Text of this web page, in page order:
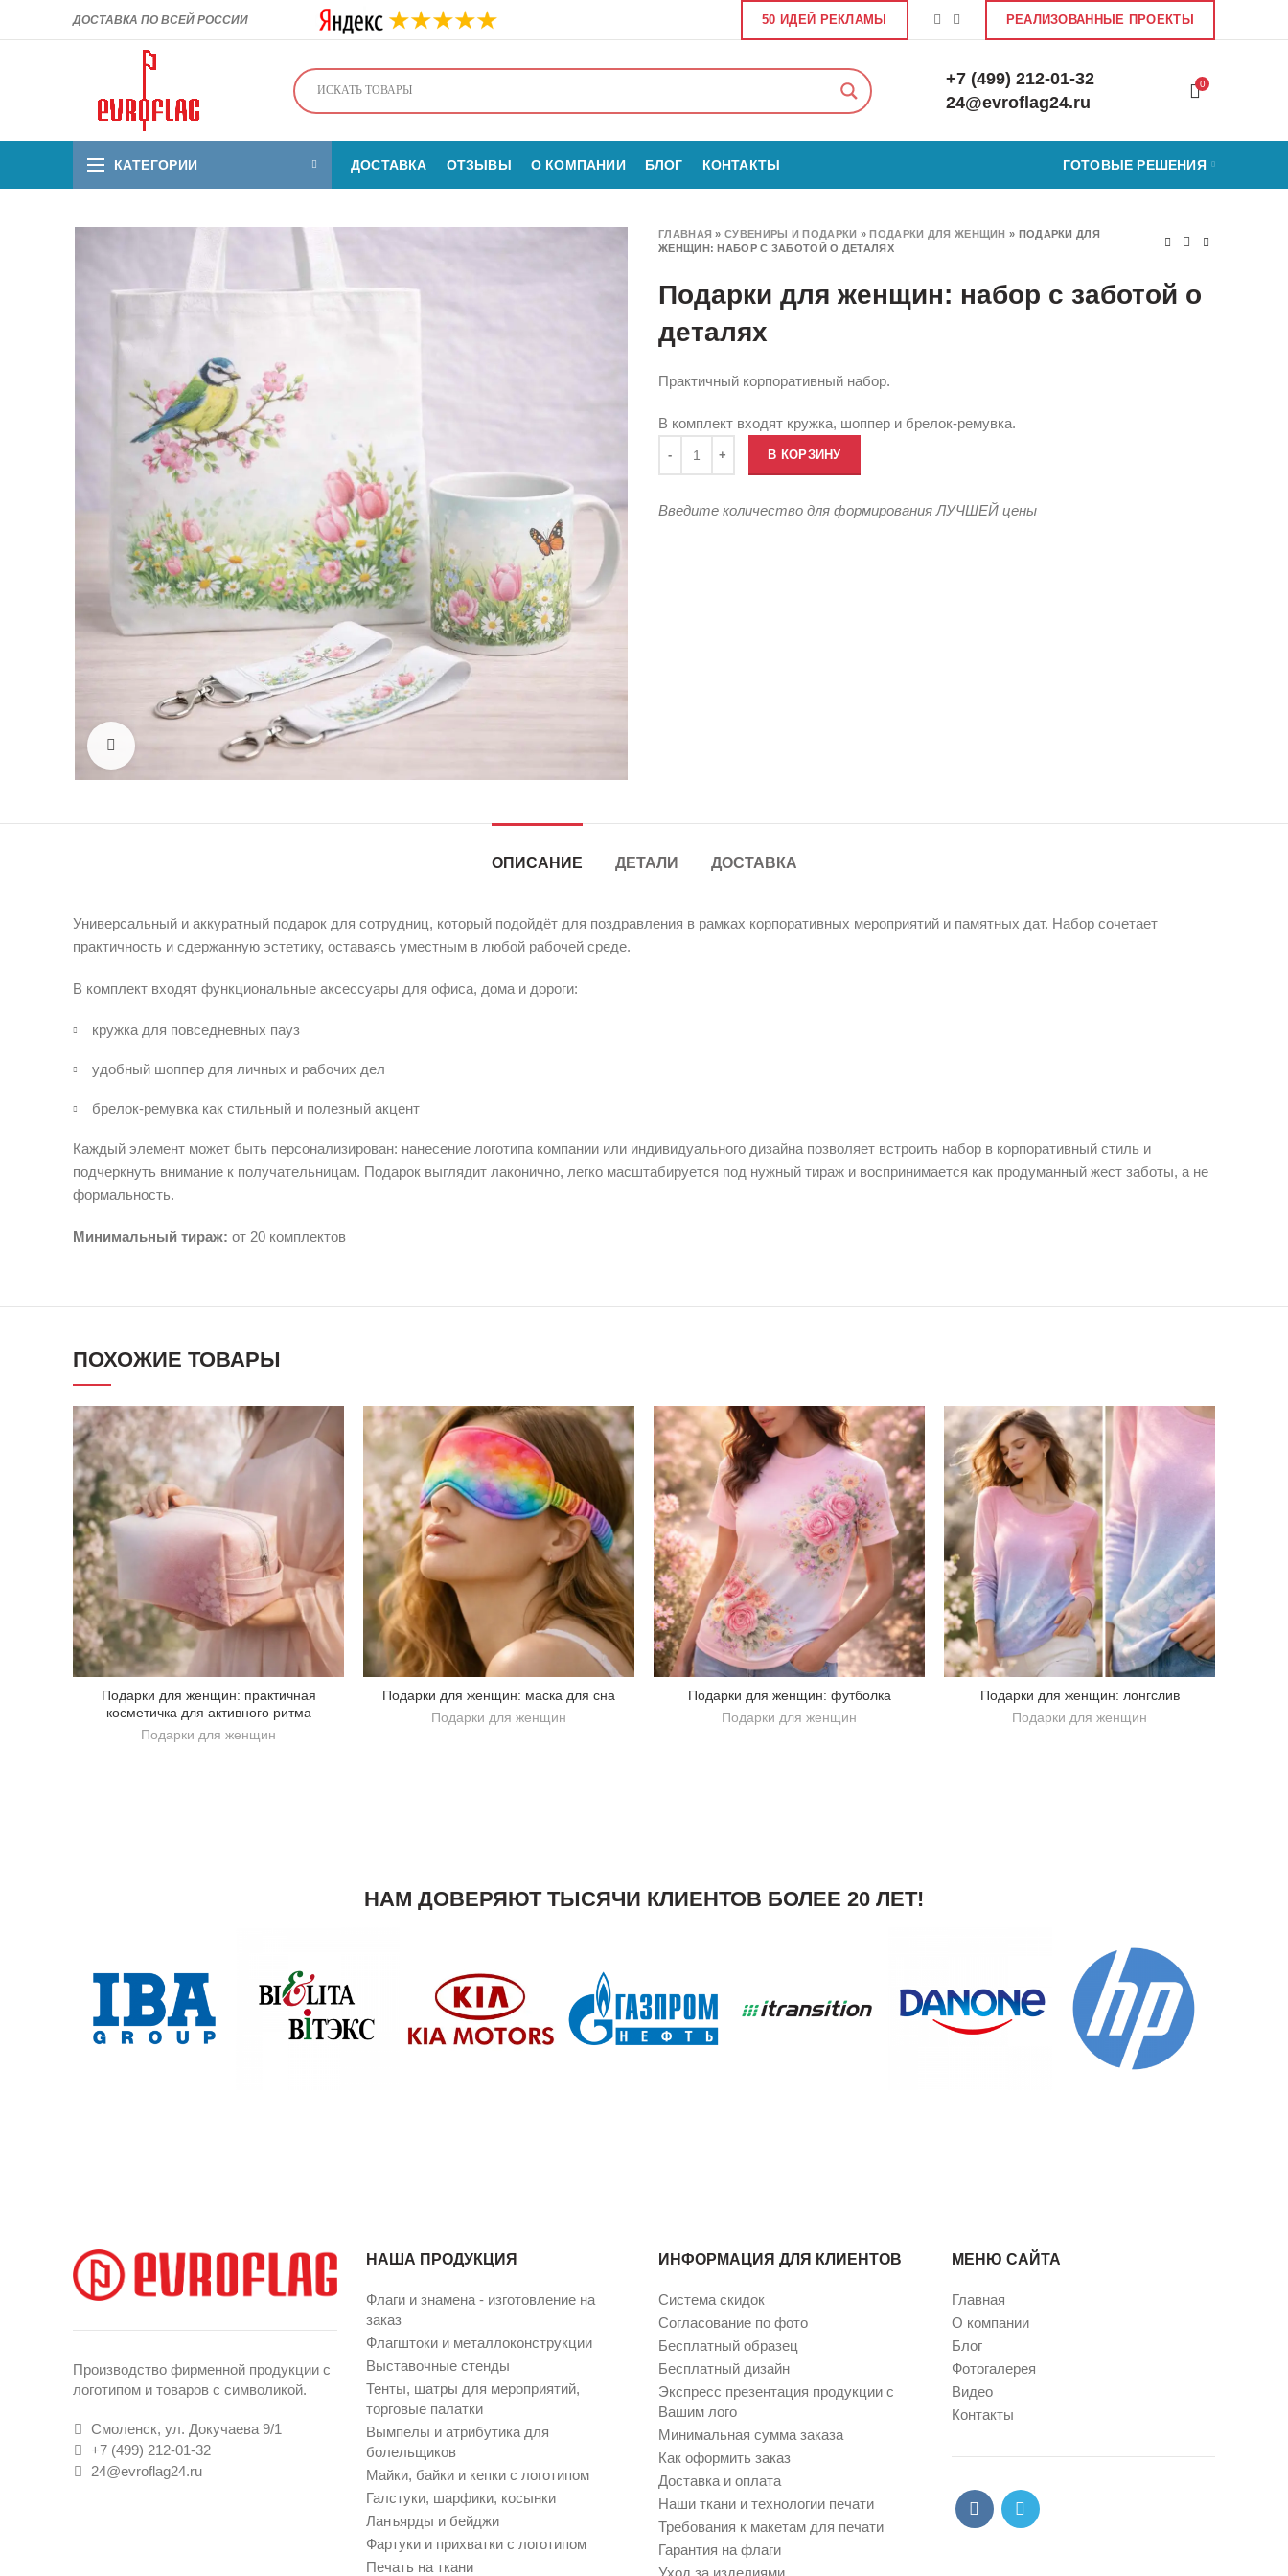
ДОСТАВКА ПО ВСЕЙ РОССИИ 50 ИДЕЙ РЕКЛАМЫ РЕАЛИЗОВАННЫЕ ПРОЕКТЫ
+7 (499) 212-01-32
24@evroflag24.ru
0
КАТЕГОРИИ ДОСТАВКА ОТЗЫВЫ О КОМПАНИИ БЛОГ КОНТАКТЫ ГОТОВЫЕ РЕШЕНИЯ
Click to enlarge
ГЛАВНАЯ »СУВЕНИРЫ И ПОДАРКИ »ПОДАРКИ ДЛЯ ЖЕНЩИН » ПОДАРКИ ДЛЯ
ЖЕНЩИН: НАБОР С ЗАБОТОЙ О ДЕТАЛЯХ
Подарки для женщин: набор с заботой о
деталях
Практичный корпоративный набор.
В комплект входят кружка, шоппер и брелок-ремувка.
В КОРЗИНУ
Введите количество для формирования ЛУЧШЕЙ цены
ОПИСАНИЕ ДЕТАЛИ ДОСТАВКА
Универсальный и аккуратный подарок для сотрудниц, который подойдёт для поздравления в рамках корпоративных мероприятий и памятных дат. Набор сочетает
практичность и сдержанную эстетику, оставаясь уместным в любой рабочей среде.
В комплект входят функциональные аксессуары для офиса, дома и дороги:
кружка для повседневных пауз
удобный шоппер для личных и рабочих дел
брелок-ремувка как стильный и полезный акцент
Каждый элемент может быть персонализирован: нанесение логотипа компании или индивидуального дизайна позволяет встроить набор в корпоративный стиль и
подчеркнуть внимание к получательницам. Подарок выглядит лаконично, легко масштабируется под нужный тираж и воспринимается как продуманный жест заботы, а не
формальность.
Минимальный тираж: от 20 комплектов
ПОХОЖИЕ ТОВАРЫ
Подарки для женщин: практичная
косметичка для активного ритма
Подарки для женщин
Подарки для женщин: маска для сна
Подарки для женщин
Подарки для женщин: футболка
Подарки для женщин
Подарки для женщин: лонгслив
Подарки для женщин
НАМ ДОВЕРЯЮТ ТЫСЯЧИ КЛИЕНТОВ БОЛЕЕ 20 ЛЕТ!
Производство фирменной продукции с
логотипом и товаров с символикой.
Смоленск, ул. Докучаева 9/1
+7 (499) 212-01-32
24@evroflag24.ru
НАША ПРОДУКЦИЯ
Флаги и знамена - изготовление на
заказ
Флагштоки и металлоконструкции
Выставочные стенды
Тенты, шатры для мероприятий,
торговые палатки
Вымпелы и атрибутика для
болельщиков
Майки, байки и кепки с логотипом
Галстуки, шарфики, косынки
Ланъярды и бейджи
Фартуки и прихватки с логотипом
Печать на ткани
ИНФОРМАЦИЯ ДЛЯ КЛИЕНТОВ
Система скидок
Согласование по фото
Бесплатный образец
Бесплатный дизайн
Экспресс презентация продукции с
Вашим лого
Минимальная сумма заказа
Как оформить заказ
Доставка и оплата
Наши ткани и технологии печати
Требования к макетам для печати
Гарантия на флаги
МЕНЮ САЙТА
Главная
О компании
Блог
Фотогалерея
Видео
Контакты